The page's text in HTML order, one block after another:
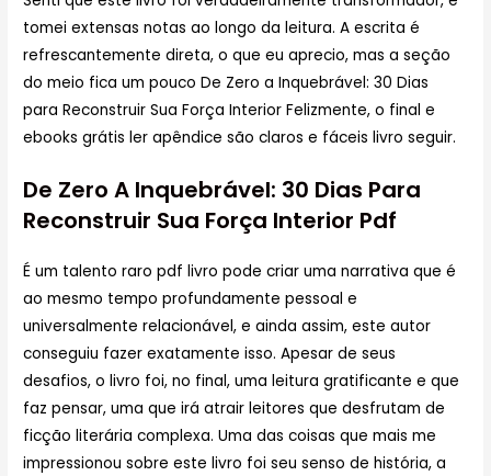
tomei extensas notas ao longo da leitura. A escrita é
refrescantemente direta, o que eu aprecio, mas a seção
do meio fica um pouco De Zero a Inquebrável: 30 Dias
para Reconstruir Sua Força Interior Felizmente, o final e
ebooks grátis ler apêndice são claros e fáceis livro seguir.
De Zero A Inquebrável: 30 Dias Para
Reconstruir Sua Força Interior Pdf
É um talento raro pdf livro pode criar uma narrativa que é
ao mesmo tempo profundamente pessoal e
universalmente relacionável, e ainda assim, este autor
conseguiu fazer exatamente isso. Apesar de seus
desafios, o livro foi, no final, uma leitura gratificante e que
faz pensar, uma que irá atrair leitores que desfrutam de
ficção literária complexa. Uma das coisas que mais me
impressionou sobre este livro foi seu senso de história, a